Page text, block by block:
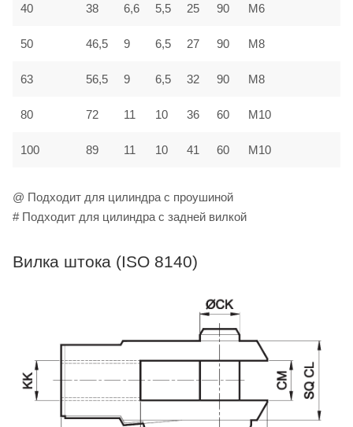
40 38 6,6 5,5 25 90 M6
50 46,5 9 6,5 27 90 M8
63 56,5 9 6,5 32 90 M8
80 72 11 10 36 60 M10
100 89 11 10 41 60 M10
@ Подходит для цилиндра с проушиной
# Подходит для цилиндра с задней вилкой
Вилка штока (ISO 8140)